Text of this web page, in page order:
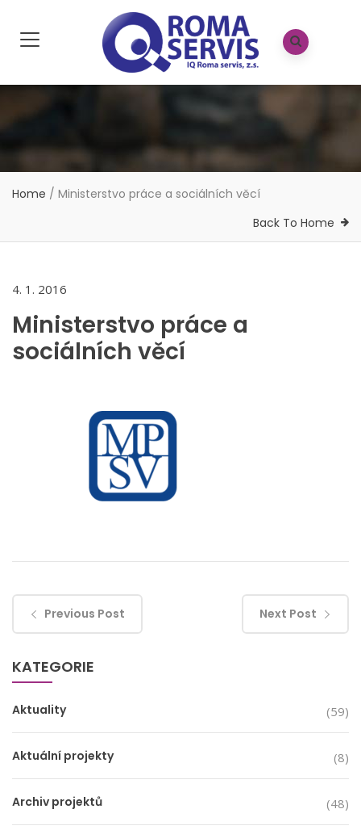
Home / Ministerstvo práce a sociálních věcí
Back To Home
4. 1. 2016
Ministerstvo práce a
sociálních věcí
Previous Post Next Post
KATEGORIE
Aktuality (59)
Aktuální projekty (8)
Archiv projektů (48)